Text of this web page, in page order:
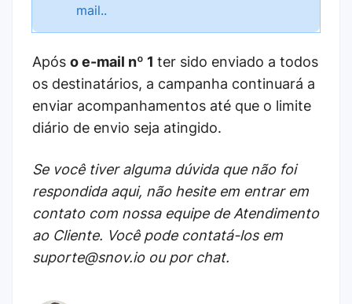
mail..
Após o e-mail nº 1 ter sido enviado a todos
os destinatários, a campanha continuará a
enviar acompanhamentos até que o limite
diário de envio seja atingido.
Se você tiver alguma dúvida que não foi
respondida aqui, não hesite em entrar em
contato com nossa equipe de Atendimento
ao Cliente. Você pode contatá-los em
suporte@snov.io ou por chat.